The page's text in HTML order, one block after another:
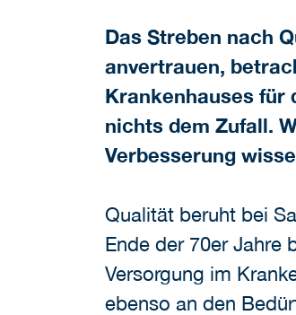
Das Streben nach
anvertrauen,
Krankenhauses für
nichts dem Zufall.
Verbesserung
Qualität beruht bei
Ende der 70er Jahre
Versorgung im
ebenso an den